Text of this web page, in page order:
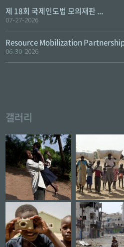
제 18회 국제인도법 모의재판 ...
07-27-2026
Resource Mobilization
06-30-2026
갤러리